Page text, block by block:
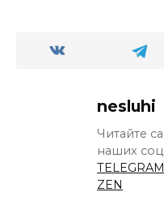
nesluhi
Читайте
наших
TELEGRAM
ZEN